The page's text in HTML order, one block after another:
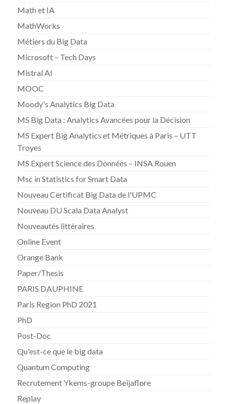
Math et IA
MathWorks
Métiers du Big Data
Microsoft – Tech Days
Mistral AI
MOOC
Moody's Analytics Big Data
MS Big Data : Analytics Avancées pour la Décision
MS Expert Big Analytics et Métriques à Paris – UTT
Troyes
MS Expert Science des Données – INSA Rouen
Msc in Statistics for Smart Data
Nouveau Certificat Big Data de l'UPMC
Nouveau DU Scala Data Analyst
Nouveautés littéraires
Online Event
Orange Bank
Paper/Thesis
PARIS DAUPHINE
Paris Region PhD 2021
PhD
Post-Doc
Qu'est-ce que le big data
Quantum Computing
Recrutement Ykems-groupe Beijaflore
Replay